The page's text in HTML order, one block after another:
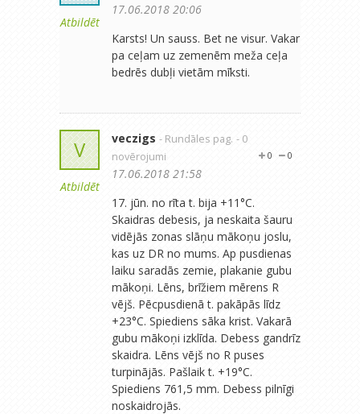
Atbildēt
17.06.2018 20:06
Karsts! Un sauss. Bet ne visur. Vakar
pa ceļam uz zemenēm meža ceļa
bedrēs dubļi vietām mīksti.
V
Atbildēt
veczigs - Rundāles pag. - 0
novērojumi
0
0
17.06.2018 21:58
17. jūn. no rīta t. bija +11°C.
Skaidras debesis, ja neskaita šauru
vidējās zonas slāņu mākoņu joslu,
kas uz DR no mums. Ap pusdienas
laiku saradās zemie, plakanie gubu
mākoņi. Lēns, brīžiem mērens R
vējš. Pēcpusdienā t. pakāpās līdz
+23°C. Spiediens sāka krist. Vakarā
gubu mākoņi izklīda. Debess gandrīz
skaidra. Lēns vējš no R puses
turpinājās. Pašlaik t. +19°C.
Spiediens 761,5 mm. Debess pilnīgi
noskaidrojās.